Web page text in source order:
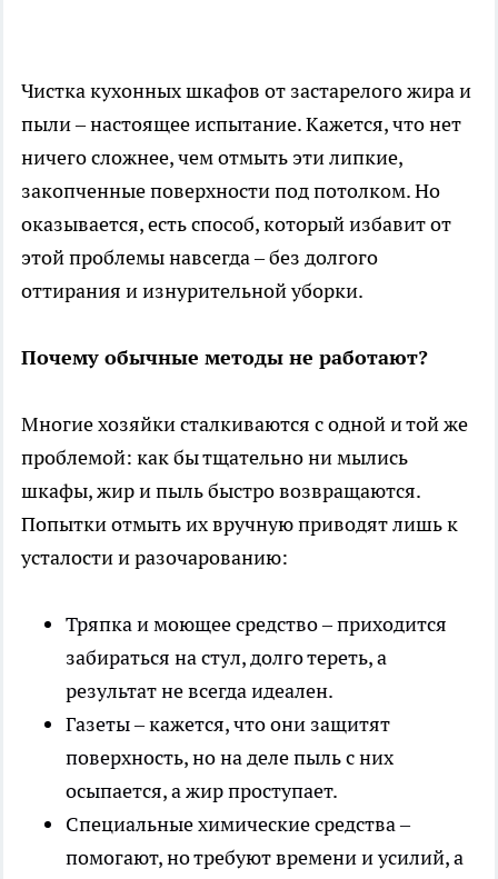
Чистка кухонных шкафов от застарелого жира и
пыли – настоящее испытание. Кажется, что нет
ничего сложнее, чем отмыть эти липкие,
закопченные поверхности под потолком. Но
оказывается, есть способ, который избавит от
этой проблемы навсегда – без долгого
оттирания и изнурительной уборки.
Почему обычные методы не работают?
Многие хозяйки сталкиваются с одной и той же
проблемой: как бы тщательно ни мылись
шкафы, жир и пыль быстро возвращаются.
Попытки отмыть их вручную приводят лишь к
усталости и разочарованию:
Тряпка и моющее средство – приходится
забираться на стул, долго тереть, а
результат не всегда идеален.
Газеты – кажется, что они защитят
поверхность, но на деле пыль с них
осыпается, а жир проступает.
Специальные химические средства –
помогают, но требуют времени и усилий, а